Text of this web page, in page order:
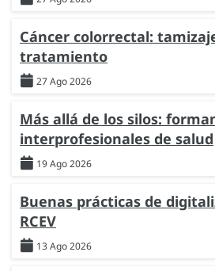
Cáncer colorrectal:
tratamiento
27 Ago 2026
Más allá de los silos:
interprofesionales de salud
19 Ago 2026
Buenas prácticas de
RCEV
13 Ago 2026